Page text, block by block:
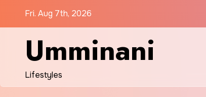
Fri. Aug 7th, 2026
Umminani
Lifestyles